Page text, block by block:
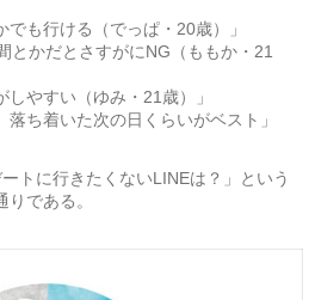
でも行ける（でっぱ・20歳）」
とかだとさすがにNG（ももか・21
しやすい（ゆみ・21歳）」
落ち着いた次の日くらいがベスト」
トに行きたくないLINEは？」という
である。